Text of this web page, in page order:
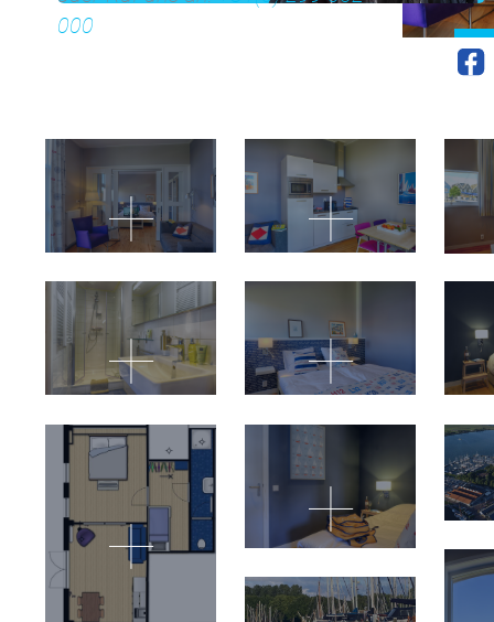
000